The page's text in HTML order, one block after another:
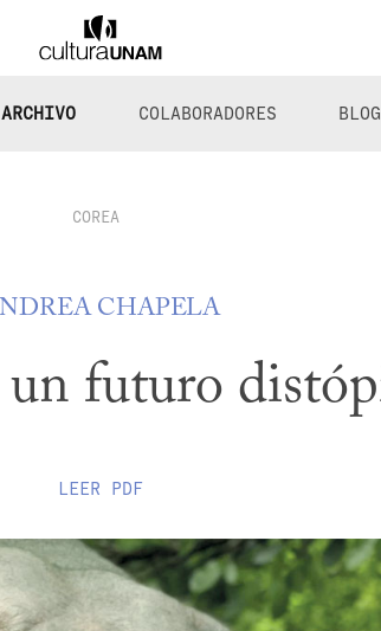
ARCHIVO COLABORADORES BLOG
COREA
CHAPELA
futuro
LEER PDF